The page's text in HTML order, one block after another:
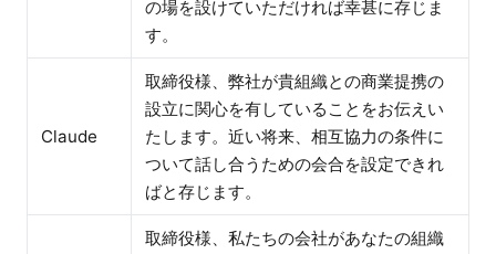
の場を設けていただければ幸甚に存じま
す。
Claude
取締役様、弊社が貴組織との商業提携の
設立に関心を有していることをお伝えい
たします。近い将来、相互協力の条件に
ついて話し合うための会合を設定できれ
ばと存じます。
取締役様、私たちの会社があなたの組織